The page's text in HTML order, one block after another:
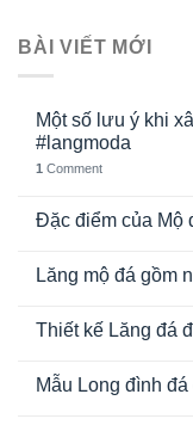
BÀI VIẾT MỚI
Một số lưu ý khi
#langmoda
1 Comment
Đặc điểm của Mộ
Lăng mộ đá gồm
Thiết kế Lăng đá
Mẫu Long đình